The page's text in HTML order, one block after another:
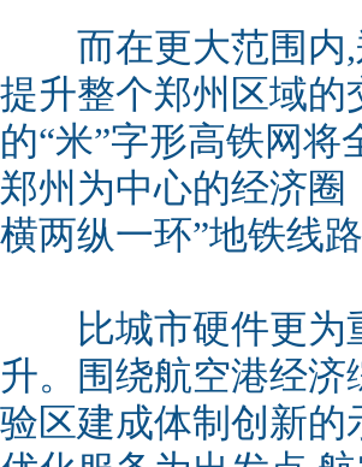
而在更大范围内,
提升整个郑州区域的
的“米”字形高铁网
郑州为中心的经济圈
横两纵一环”地铁线
比城市硬件更为
升。围绕航空港经
验区建成体制创新